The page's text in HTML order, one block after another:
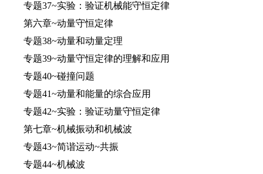
专题37~实验：验证机械能守恒定律
第六章~动量守恒定律
专题38~动量和动量定理
专题39~动量守恒定律的理解和应用
专题40~碰撞问题
专题41~动量和能量的综合应用
专题42~实验：验证动量守恒定律
第七章~机械振动和机械波
专题43~简谐运动~共振
专题44~机械波